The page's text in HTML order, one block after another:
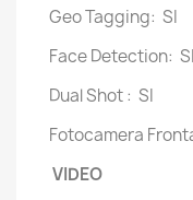
Geo Tagging: SI
Face Detection: SI
Dual Shot : SI
Fotocamera
VIDEO